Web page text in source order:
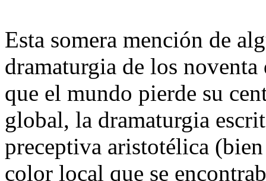
Esta somera mención de
dramaturgia de los
que el mundo pierde su
global, la dramaturgia
preceptiva aristotélica
color local que se